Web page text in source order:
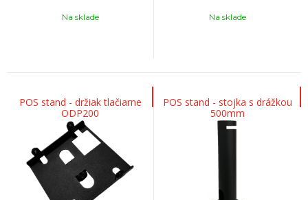
Na sklade
Na sklade
POS stand - držiak tlačiarne
ODP200
POS stand - stojka s drážkou
500mm